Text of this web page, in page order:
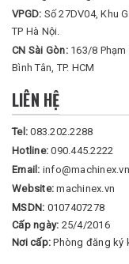
VPGD: Số 27DV04, Khu
TP Hà Nội.
CN Sài Gòn: 163/8
Bình Tân, TP. HCM
LIÊN HỆ
Tel:083.202.2288
Hotline:090.445.2222
Email: info@machinex.vn
Website:machinex.vn
MSDN: 0107407278
Cấp ngày: 25/4/2016
Nơi cấp:Phòng đăng ký